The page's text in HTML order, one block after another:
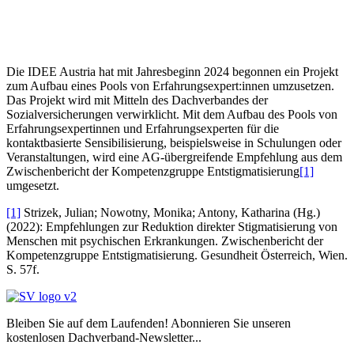
Die IDEE Austria hat mit Jahresbeginn 2024 begonnen ein Projekt
zum Aufbau eines Pools von Erfahrungsexpert:innen umzusetzen.
Das Projekt wird mit Mitteln des Dachverbandes der
Sozialversicherungen verwirklicht. Mit dem Aufbau des Pools von
Erfahrungsexpertinnen und Erfahrungsexperten für die
kontaktbasierte Sensibilisierung, beispielsweise in Schulungen oder
Veranstaltungen, wird eine AG-übergreifende Empfehlung aus dem
Zwischenbericht der Kompetenzgruppe Entstigmatisierung[1]
umgesetzt.
[1] Strizek, Julian; Nowotny, Monika; Antony, Katharina (Hg.)
(2022): Empfehlungen zur Reduktion direkter Stigmatisierung von
Menschen mit psychischen Erkrankungen. Zwischen­bericht der
Kompetenzgruppe Entstigmatisierung. Gesundheit Österreich, Wien.
S. 57f.
Bleiben Sie auf dem Laufenden! Abonnieren Sie unseren
kostenlosen Dachverband-Newsletter...